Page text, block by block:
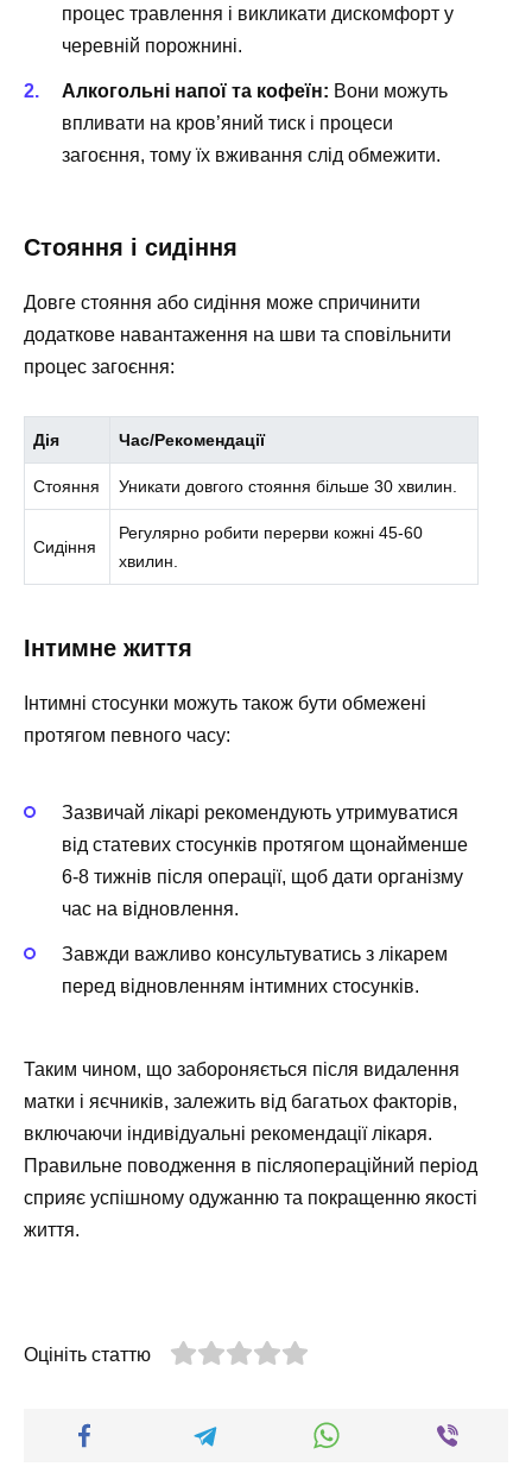
процес травлення і викликати дискомфорт у
черевній порожнині.
Алкогольні напої та кофеїн: Вони можуть
впливати на кров’яний тиск і процеси
загоєння, тому їх вживання слід обмежити.
Стояння і сидіння
Довге стояння або сидіння може спричинити
додаткове навантаження на шви та сповільнити
процес загоєння:
Дія Час/Рекомендації
Стояння Уникати довгого стояння більше 30 хвилин.
Сидіння
Регулярно робити перерви кожні 45-60
хвилин.
Інтимне життя
Інтимні стосунки можуть також бути обмежені
протягом певного часу:
Зазвичай лікарі рекомендують утримуватися
від статевих стосунків протягом щонайменше
6-8 тижнів після операції, щоб дати організму
час на відновлення.
Завжди важливо консультуватись з лікарем
перед відновленням інтимних стосунків.
Таким чином, що забороняється після видалення
матки і яєчників, залежить від багатьох факторів,
включаючи індивідуальні рекомендації лікаря.
Правильне поводження в післяопераційний період
сприяє успішному одужанню та покращенню якості
життя.
Оцініть статтю